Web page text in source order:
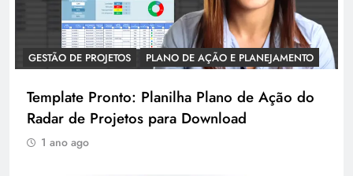
GESTÃO DE PROJETOS PLANO DE AÇÃO E PLANEJAMENTO
Template Pronto: Planilha Plano de Ação do
Radar de Projetos para Download
1 ano ago